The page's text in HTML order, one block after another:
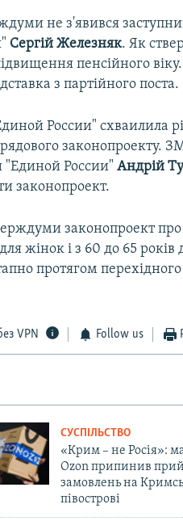
не з'явився
Сергій Железняк. Як
пенсійного
з партійного поста.
России" схваилила
законопроекту.
"Единой России"Андрій
законопроект.
законопроект
для жінок і з 60 до 65
протягом
VPN Follow us
СУСПІЛЬСТВО
«Крим – не Росія»:
Ozon припинив
замовлень на
півострові